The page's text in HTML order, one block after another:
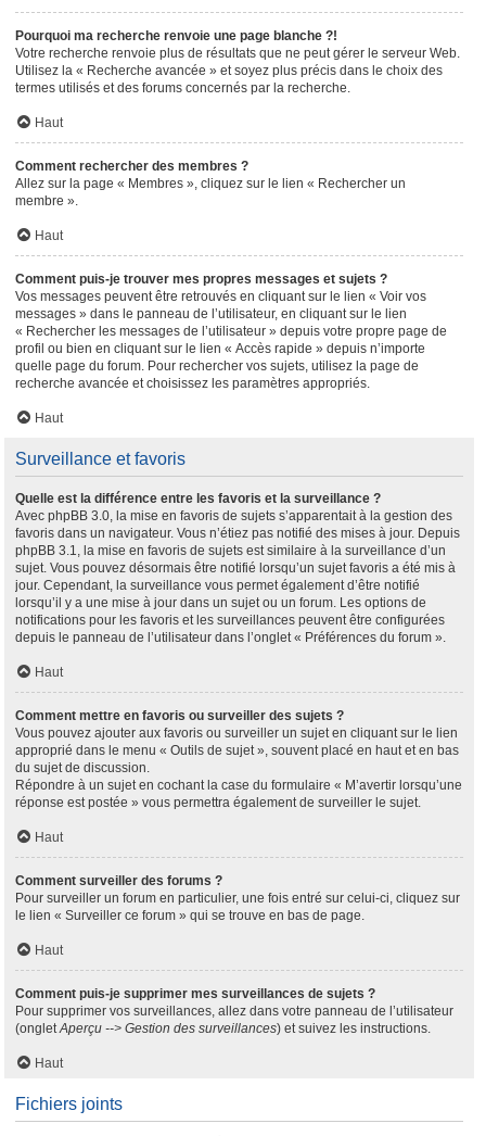
Pourquoi ma recherche renvoie une page blanche ?!
Votre recherche renvoie plus de résultats que ne peut gérer le serveur Web.
Utilisez la « Recherche avancée » et soyez plus précis dans le choix des
termes utilisés et des forums concernés par la recherche.
Haut
Comment rechercher des membres ?
Allez sur la page « Membres », cliquez sur le lien « Rechercher un
membre ».
Haut
Comment puis-je trouver mes propres messages et sujets ?
Vos messages peuvent être retrouvés en cliquant sur le lien « Voir vos
messages » dans le panneau de l’utilisateur, en cliquant sur le lien
« Rechercher les messages de l’utilisateur » depuis votre propre page de
profil ou bien en cliquant sur le lien « Accès rapide » depuis n’importe
quelle page du forum. Pour rechercher vos sujets, utilisez la page de
recherche avancée et choisissez les paramètres appropriés.
Haut
Surveillance et favoris
Quelle est la différence entre les favoris et la surveillance ?
Avec phpBB 3.0, la mise en favoris de sujets s’apparentait à la gestion des
favoris dans un navigateur. Vous n’étiez pas notifié des mises à jour. Depuis
phpBB 3.1, la mise en favoris de sujets est similaire à la surveillance d’un
sujet. Vous pouvez désormais être notifié lorsqu’un sujet favoris a été mis à
jour. Cependant, la surveillance vous permet également d’être notifié
lorsqu’il y a une mise à jour dans un sujet ou un forum. Les options de
notifications pour les favoris et les surveillances peuvent être configurées
depuis le panneau de l’utilisateur dans l’onglet « Préférences du forum ».
Haut
Comment mettre en favoris ou surveiller des sujets ?
Vous pouvez ajouter aux favoris ou surveiller un sujet en cliquant sur le lien
approprié dans le menu « Outils de sujet », souvent placé en haut et en bas
du sujet de discussion.
Répondre à un sujet en cochant la case du formulaire « M’avertir lorsqu’une
réponse est postée » vous permettra également de surveiller le sujet.
Haut
Comment surveiller des forums ?
Pour surveiller un forum en particulier, une fois entré sur celui-ci, cliquez sur
le lien « Surveiller ce forum » qui se trouve en bas de page.
Haut
Comment puis-je supprimer mes surveillances de sujets ?
Pour supprimer vos surveillances, allez dans votre panneau de l’utilisateur
(ongletAperçu --> Gestion des surveillances) et suivez les instructions.
Haut
Fichiers joints